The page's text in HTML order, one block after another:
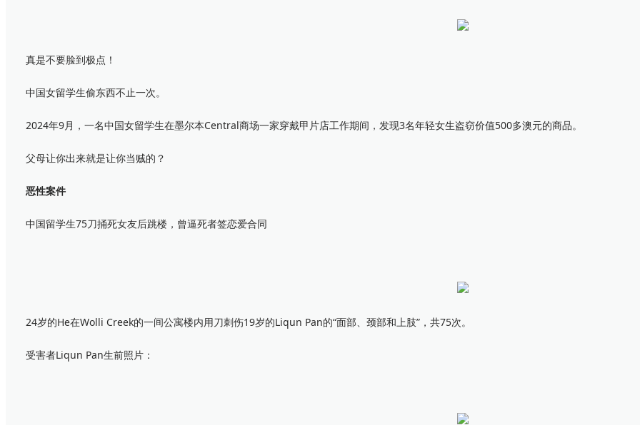
真是不要脸到极点！
中国女留学生偷东西不止一次。
2024年9月，一名中国女留学生在墨尔本Central商场一家穿戴甲片店工作期间，发现3名年轻女生盗窃价值500多澳元的商品。
父母让你出来就是让你当贼的？
恶性案件
中国留学生75刀捅死女友后跳楼，曾逼死者签恋爱合同
24岁的He在Wolli Creek的一间公寓楼内用刀刺伤19岁的Liqun Pan的“面部、颈部和上肢”，共75次。
受害者Liqun Pan生前照片：